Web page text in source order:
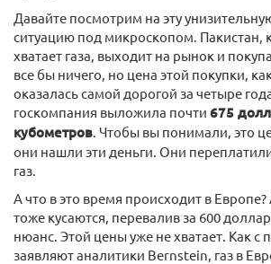
Давайте посмотрим на эту
ситуацию под микроскопом. Пакистан,
хватает газа, выходит на рынок и
все бы ничего, но цена этой покупки,
оказалась самой дорогой за четыре
госкомпания выложила почти 675
кубометров. Чтобы вы понимали, это
они нашли эти деньги. Они
газ.
А что в это время происходит в
тоже кусаются, перевалив за 600
нюанс. Этой цены уже не хватает. Как с
заявляют аналитики Bernstein, газ в